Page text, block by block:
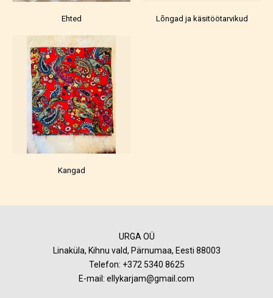
Ehted Lõngad ja käsitöötarvikud
Kangad
URGA OÜ
Linaküla, Kihnu vald, Pärnumaa, Eesti 88003
Telefon: +372 5340 8625
E-mail: ellykarjam@gmail.com